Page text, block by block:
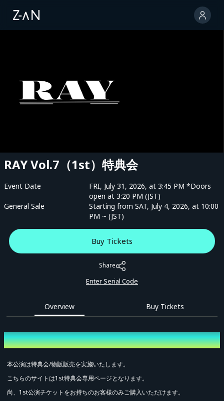
RAY Vol.7（1st）特典会
Event Date
FRI, July 31, 2026, at 3:45 PM *Doors
open at 3:20 PM (JST)
General Sale
Starting from SAT, July 4, 2026, at 10:00
PM ~ (JST)
Buy Tickets
Share
Enter Serial Code
Overview Buy Tickets
Overview
本公演は特典会/物販販売を実施いたします。
こちらのサイトは1st特典会専用ページとなります。
尚、1st公演チケットをお持ちのお客様のみご購入いただけます。